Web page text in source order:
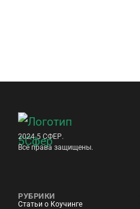
2024 5 СФЕР.
Все права защищены.
РУБРИКИ
Статьи о Коучинге